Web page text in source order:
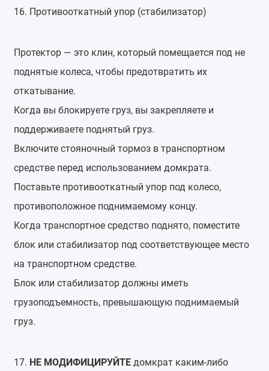
16. Противооткатный упор (стабилизатор)
Протектор — это клин, который помещается под не
поднятые колеса, чтобы предотвратить их
откатывание.
Когда вы блокируете груз, вы закрепляете и
поддерживаете поднятый груз.
Включите стояночный тормоз в транспортном
средстве перед использованием домкрата.
Поставьте противооткатный упор под колесо,
противоположное поднимаемому концу.
Когда транспортное средство поднято, поместите
блок или стабилизатор под соответствующее место
на транспортном средстве.
Блок или стабилизатор должны иметь
грузоподъемность, превышающую поднимаемый
груз.
17. НЕ МОДИФИЦИРУЙТЕдомкрат каким-либо